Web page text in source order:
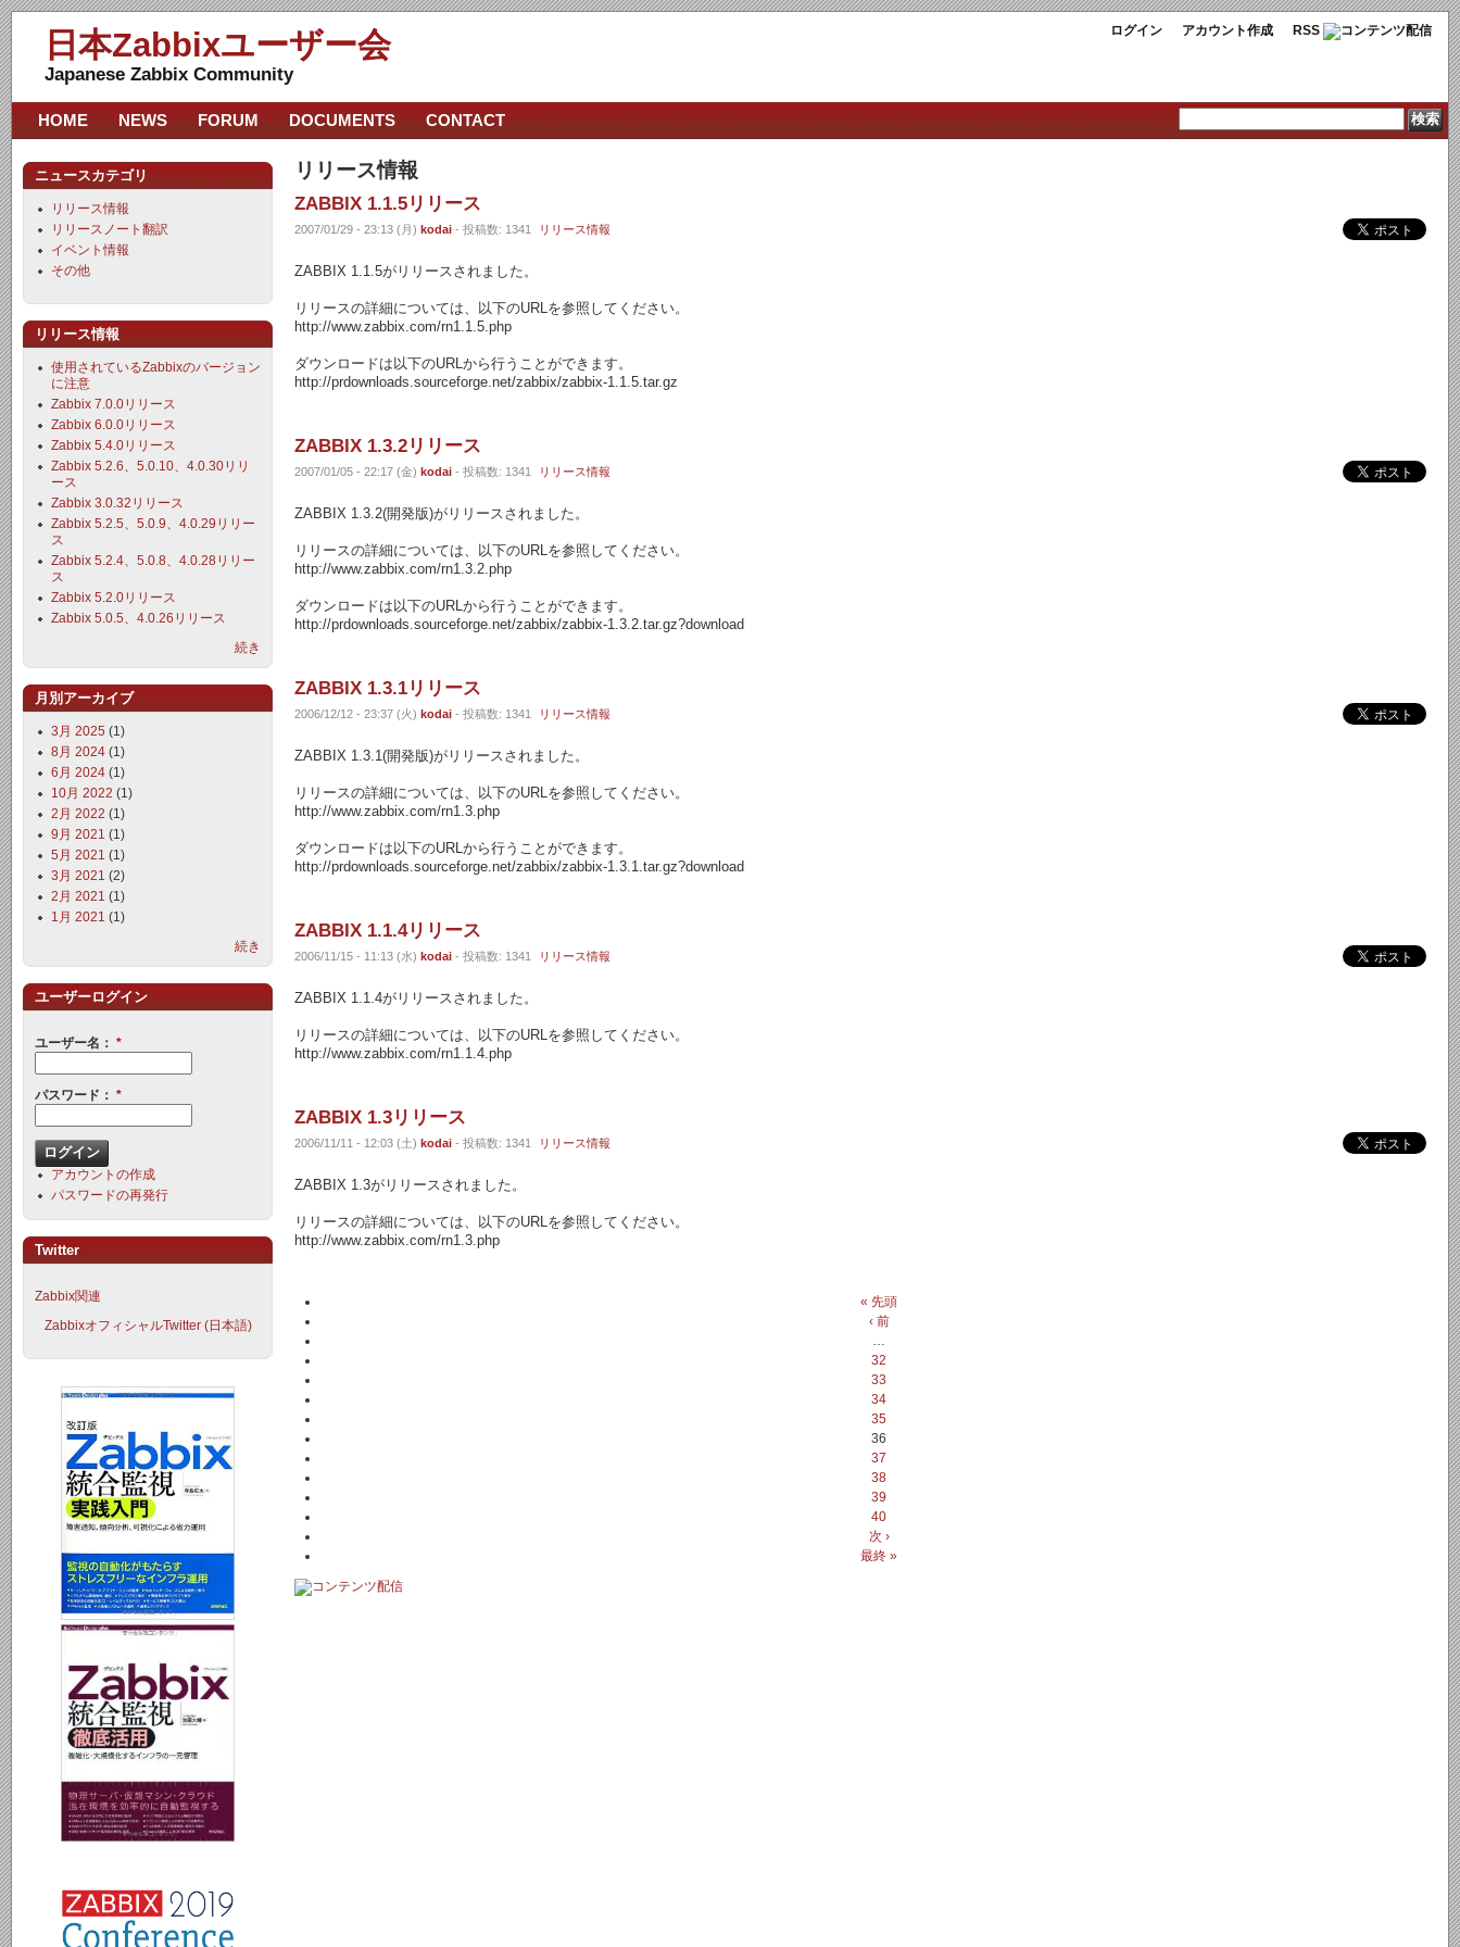
ログイン アカウント作成 RSS
日本Zabbixユーザー会
Japanese Zabbix Community
リリース情報
ZABBIX 1.1.5リリース
2007/01/29 - 23:13 (月) kodai - 投稿数: 1341 リリース情報
ZABBIX 1.1.5がリリースされました。
リリースの詳細については、以下のURLを参照してください。
http://www.zabbix.com/rn1.1.5.php
ダウンロードは以下のURLから行うことができます。
http://prdownloads.sourceforge.net/zabbix/zabbix-1.1.5.tar.gz
ZABBIX 1.3.2リリース
2007/01/05 - 22:17 (金) kodai - 投稿数: 1341 リリース情報
ZABBIX 1.3.2(開発版)がリリースされました。
リリースの詳細については、以下のURLを参照してください。
http://www.zabbix.com/rn1.3.2.php
ダウンロードは以下のURLから行うことができます。
http://prdownloads.sourceforge.net/zabbix/zabbix-1.3.2.tar.gz?download
ZABBIX 1.3.1リリース
2006/12/12 - 23:37 (火) kodai - 投稿数: 1341 リリース情報
ZABBIX 1.3.1(開発版)がリリースされました。
リリースの詳細については、以下のURLを参照してください。
http://www.zabbix.com/rn1.3.php
ダウンロードは以下のURLから行うことができます。
http://prdownloads.sourceforge.net/zabbix/zabbix-1.3.1.tar.gz?download
ZABBIX 1.1.4リリース
2006/11/15 - 11:13 (水) kodai - 投稿数: 1341 リリース情報
ZABBIX 1.1.4がリリースされました。
リリースの詳細については、以下のURLを参照してください。
http://www.zabbix.com/rn1.1.4.php
ZABBIX 1.3リリース
2006/11/11 - 12:03 (土) kodai - 投稿数: 1341 リリース情報
ZABBIX 1.3がリリースされました。
リリースの詳細については、以下のURLを参照してください。
http://www.zabbix.com/rn1.3.php
« 先頭
‹ 前
…
32
33
34
35
36
37
38
39
40
次 ›
最終 »
HOME NEWS FORUM DOCUMENTS CONTACT
ニュースカテゴリ
リリース情報
リリースノート翻訳
イベント情報
その他
リリース情報
使用されているZabbixのバージョン
に注意
Zabbix 7.0.0リリース
Zabbix 6.0.0リリース
Zabbix 5.4.0リリース
Zabbix 5.2.6、5.0.10、4.0.30リリ
ース
Zabbix 3.0.32リリース
Zabbix 5.2.5、5.0.9、4.0.29リリー
ス
Zabbix 5.2.4、5.0.8、4.0.28リリー
ス
Zabbix 5.2.0リリース
Zabbix 5.0.5、4.0.26リリース
続き
月別アーカイブ
3月 2025 (1)
8月 2024 (1)
6月 2024 (1)
10月 2022 (1)
2月 2022 (1)
9月 2021 (1)
5月 2021 (1)
3月 2021 (2)
2月 2021 (1)
1月 2021 (1)
続き
ユーザーログイン
ユーザー名： *
パスワード： *
アカウントの作成
パスワードの再発行
Twitter
Zabbix関連
ZabbixオフィシャルTwitter (日本語)